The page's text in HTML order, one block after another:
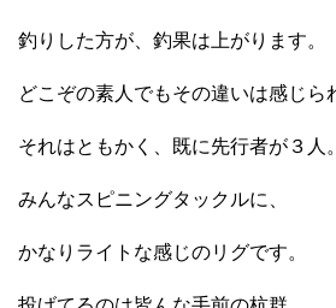
釣りした方が、釣果は上がります。
どこぞの素人でもその違いは感じら
それはともかく、既に先行者が３人。
みんなスピニングタックルに、
かなりライトな感じのリグです。